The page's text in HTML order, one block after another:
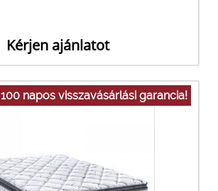
Kérjen ajánlatot
100 napos visszavásárlási garancia!